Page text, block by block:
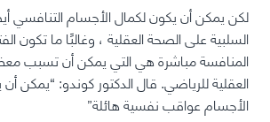
لكن يمكن أن يكون لكمال الأجسام التنافسي
السلبية على الصحة العقلية ، وغالبًا ما تكون
المنافسة مباشرة هي التي يمكن أن تسبب
العقلية للرياضي. قال الدكتور كوندو: “يمكن
الأجسام عواقب نفسية هائلة”